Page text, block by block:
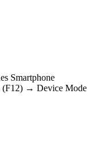
Smartphone
(F12) → Device Mode